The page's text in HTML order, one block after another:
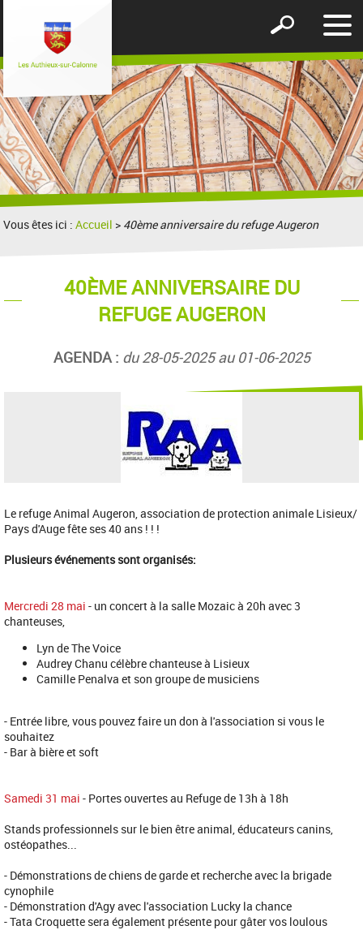
le
Afficher
formulaire
de
recherche
Vous êtes ici :Accueil > 40ème anniversaire du refuge Augeron
40ÈME ANNIVERSAIRE DU
REFUGE AUGERON
AGENDA : du 28-05-2025 au 01-06-2025
Le refuge Animal Augeron, association de protection animale Lisieux/
Pays d'Auge fête ses 40 ans ! ! !
Plusieurs événements sont organisés:
Mercredi 28 mai - un concert à la salle Mozaic à 20h avec 3
chanteuses,
Lyn de The Voice
Audrey Chanu célèbre chanteuse à Lisieux
Camille Penalva et son groupe de musiciens
- Entrée libre, vous pouvez faire un don à l'association si vous le
souhaitez
- Bar à bière et soft
Samedi 31 mai - Portes ouvertes au Refuge de 13h à 18h
Stands professionnels sur le bien être animal, éducateurs canins,
ostéopathes...
- Démonstrations de chiens de garde et recherche avec la brigade
cynophile
- Démonstration d'Agy avec l'association Lucky la chance
- Tata Croquette sera également présente pour gâter vos loulous